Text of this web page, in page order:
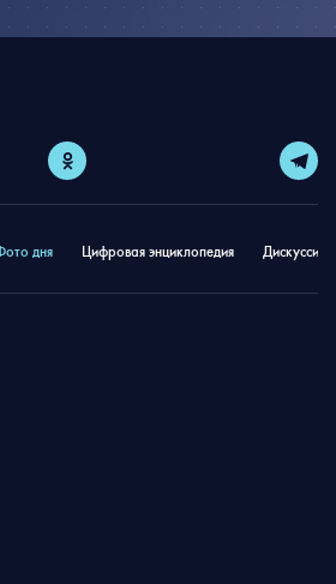
дня Цифровая энциклопедия